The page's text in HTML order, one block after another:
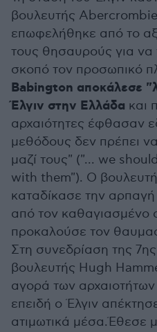
βουλευτής
επωφελήθηκε από το
τους θησαυρούς για να
σκοπό τον προσωπικό
Babington αποκάλεσε
Έλγιν στην Ελλάδα και
αρχαιότητες έφθασαν
μεθόδους δεν πρέπει
μαζί τους" ("... we
with them"). Ο
καταδίκασε την
από τον καθαγιασμένο
προκαλούσε τον
Στη συνεδρίαση της 7ης
βουλευτής Hugh
αγορά των
επειδή ο Έλγιν
ατιμωτικά μέσα.Έθεσε